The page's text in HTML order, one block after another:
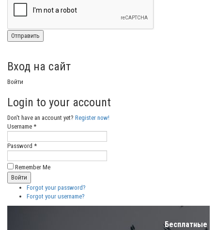
Вход на сайт
Войти
Login to your account
Don't have an account yet? Register now!
Username *
Password *
Remember Me
Forgot your password?
Forgot your username?
Бесплатные